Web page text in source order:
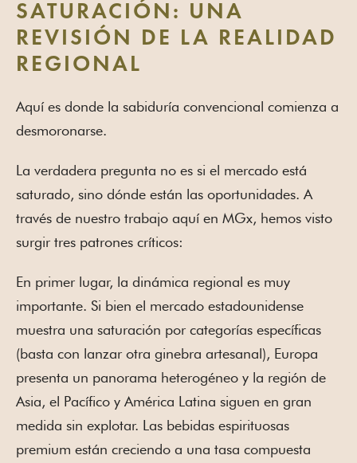
SATURACIÓN: UNA
REVISIÓN DE LA REALIDAD
REGIONAL
Aquí es donde la sabiduría convencional comienza a
desmoronarse.
La verdadera pregunta no es si el mercado está
saturado, sino dónde están las oportunidades. A
través de nuestro trabajo aquí en MGx, hemos visto
surgir tres patrones críticos:
En primer lugar, la dinámica regional es muy
importante. Si bien el mercado estadounidense
muestra una saturación por categorías específicas
(basta con lanzar otra ginebra artesanal), Europa
presenta un panorama heterogéneo y la región de
Asia, el Pacífico y América Latina siguen en gran
medida sin explotar. Las bebidas espirituosas
premium están creciendo a una tasa compuesta